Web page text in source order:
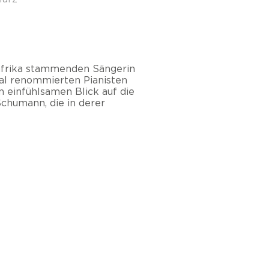
stammenden Sängerin
renommierten Pianisten
einfühlsamen Blick auf die
die in derer